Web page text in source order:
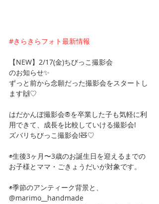
#きらきらフォト最新情報
【NEW】2/17(金)ちびっこ撮影会
のお知らせ✨
ずっと前から念願だった撮影会をスタートし
ます🙌♡
はだかんぼ撮影会®を卒業した子も気軽に利
用できて、成長を比較していける撮影会!
ズバリちびっこ撮影会!🧸♡
◉生後3ヶ月〜3歳のお誕生日を迎えるまでの
お子様とママ・ごきょうだいが対象です。
◉季節のアンティーク背景と、
@marimo__handmade